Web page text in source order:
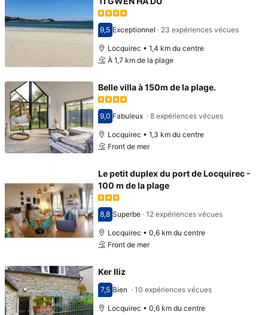
Avec une note de 9,5
9,5 Exceptionnel · 23 expériences vécues
Locquirec • 1,4 km du centre
À 1,7 km de la plage
Belle villa à 150m de la plage.
Avec une note de 9,0
9,0 Fabuleux · 8 expériences vécues
Locquirec • 1,3 km du centre
Front de mer
Le petit duplex du port de Locquirec -
100 m de la plage
Avec une note de 8,8
8,8 Superbe· 12 expériences vécues
Locquirec • 0,6 km du centre
Front de mer
Ker Iliz
Avec une note de 7,5
7,5 Bien · 10 expériences vécues
Locquirec • 0,6 km du centre